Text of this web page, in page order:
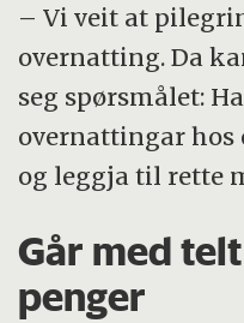
– Vi veit at
overnatting. Da
seg spørsmålet:
overnattingar hos
og leggja til rette
Går med
penger